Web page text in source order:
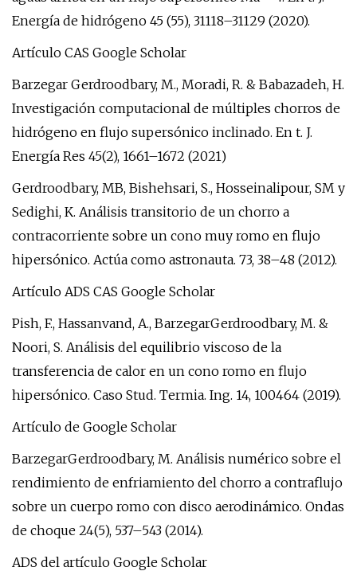
Energía de hidrógeno 45 (55), 31118–31129 (2020).
Artículo CAS Google Scholar
Barzegar Gerdroodbary, M., Moradi, R. & Babazadeh, H.
Investigación computacional de múltiples chorros de
hidrógeno en flujo supersónico inclinado. En t. J.
Energía Res 45(2), 1661–1672 (2021)
Gerdroodbary, MB, Bishehsari, S., Hosseinalipour, SM y
Sedighi, K. Análisis transitorio de un chorro a
contracorriente sobre un cono muy romo en flujo
hipersónico. Actúa como astronauta. 73, 38–48 (2012).
Artículo ADS CAS Google Scholar
Pish, F., Hassanvand, A., BarzegarGerdroodbary, M. &
Noori, S. Análisis del equilibrio viscoso de la
transferencia de calor en un cono romo en flujo
hipersónico. Caso Stud. Termia. Ing. 14, 100464 (2019).
Artículo de Google Scholar
BarzegarGerdroodbary, M. Análisis numérico sobre el
rendimiento de enfriamiento del chorro a contraflujo
sobre un cuerpo romo con disco aerodinámico. Ondas
de choque 24(5), 537–543 (2014).
ADS del artículo Google Scholar